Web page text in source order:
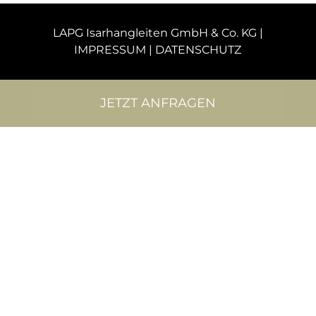
LAPG Isarhangleiten GmbH & Co. KG |
IMPRESSUM | DATENSCHUTZ
JETZT ANFRAGEN